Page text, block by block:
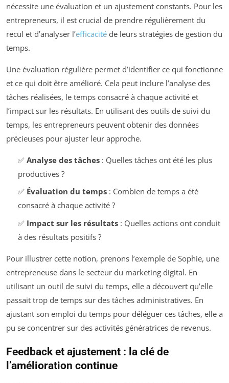
nécessite une évaluation et un ajustement constants. Pour les
entrepreneurs, il est crucial de prendre régulièrement du
recul et d’analyser l’efficacité de leurs stratégies de gestion du
temps.
Une évaluation régulière permet d’identifier ce qui fonctionne
et ce qui doit être amélioré. Cela peut inclure l’analyse des
tâches réalisées, le temps consacré à chaque activité et
l’impact sur les résultats. En utilisant des outils de suivi du
temps, les entrepreneurs peuvent obtenir des données
précieuses pour ajuster leur approche.
✅ Analyse des tâches: Quelles tâches ont été les plus
productives ?
✅ Évaluation du temps: Combien de temps a été
consacré à chaque activité ?
✅ Impact sur les résultats: Quelles actions ont conduit
à des résultats positifs ?
Pour illustrer cette notion, prenons l’exemple de Sophie, une
entrepreneuse dans le secteur du marketing digital. En
utilisant un outil de suivi du temps, elle a découvert qu’elle
passait trop de temps sur des tâches administratives. En
ajustant son emploi du temps pour déléguer ces tâches, elle a
pu se concentrer sur des activités génératrices de revenus.
Feedback et ajustement : la clé de
l’amélioration continue